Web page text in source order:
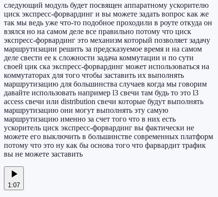
следующий модуль будет посвящен аппаратному ускорителю
циск экспресс-форвардинг и вы можете задать вопрос как же
так мы ведь уже что-то подобное проходили в роуте откуда он
взялся но на самом деле все правильно потому что циск
экспресс-форвардинг это механизм который позволяет задачу
маршрутизации решить за предсказуемое время и на самом
деле свести ее к сложности задача коммутации и по сути
своей цик ска экспресс-форвардинг может использоваться на
коммутаторах для того чтобы заставить их выполнять
маршрутизацию для большинства случаев когда мы говорим
давайте использовать например l3 свечи там будь то это l3
access свечи или distribution свечи которые будут выполнять
маршрутизацию они могут выполнять эту самую
маршрутизацию именно за счет того что в них есть
ускоритель циск экспресс-форвардинг вы фактически не
можете его выключить в большинстве современных платформ
потому что это ну как бы основа того что фарвардит трафик
вы не можете заставить
1:07